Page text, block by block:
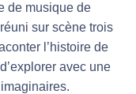
de musique de
sur scène trois
l’histoire de
avec une